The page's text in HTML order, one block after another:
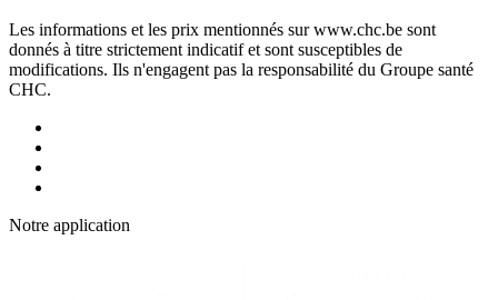
Les informations et les prix mentionnés sur www.chc.be sont
donnés à titre strictement indicatif et sont susceptibles de
modifications. Ils n'engagent pas la responsabilité du Groupe santé
CHC.
Notre application